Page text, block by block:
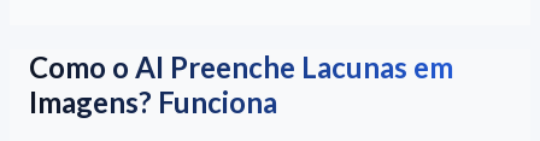
Como o AI Preenche Lacunas em
Imagens? Funciona